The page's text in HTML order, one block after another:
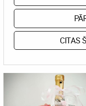
CITAS